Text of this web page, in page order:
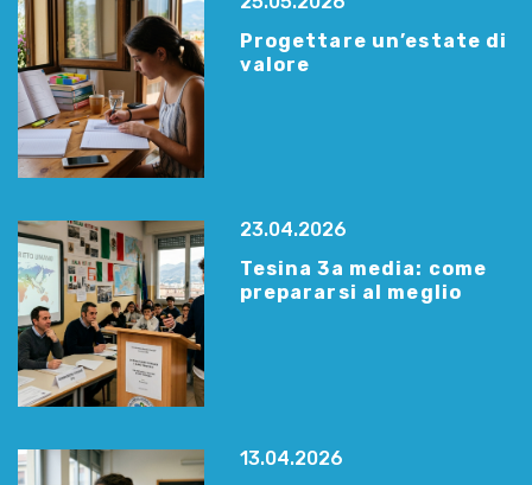
Progettare un’estate di
valore
23.04.2026
Tesina 3a media: come
prepararsi al meglio
13.04.2026